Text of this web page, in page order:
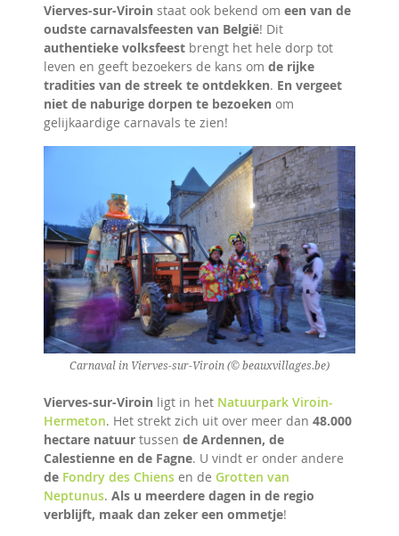
Vierves-sur-Viroin staat ook bekend om een van de
oudste carnavalsfeesten van België! Dit
authentieke volksfeest brengt het hele dorp tot
leven en geeft bezoekers de kans om de rijke
tradities van de streek te ontdekken. En vergeet
niet de naburige dorpen te bezoeken om
gelijkaardige carnavals te zien!
Carnaval in Vierves-sur-Viroin (© beauxvillages.be)
Vierves-sur-Viroin ligt in het Natuurpark Viroin-
Hermeton. Het strekt zich uit over meer dan 48.000
hectare natuur tussen de Ardennen, de
Calestienne en de Fagne. U vindt er onder andere
de Fondry des Chiens en de Grotten van
Neptunus. Als u meerdere dagen in de regio
verblijft, maak dan zeker een ommetje!